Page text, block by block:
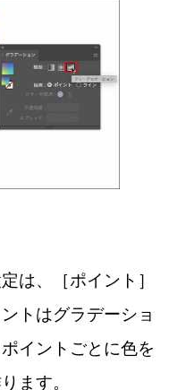
は、［ポイント］
トはグラデーショ
イントごとに色を
ます。